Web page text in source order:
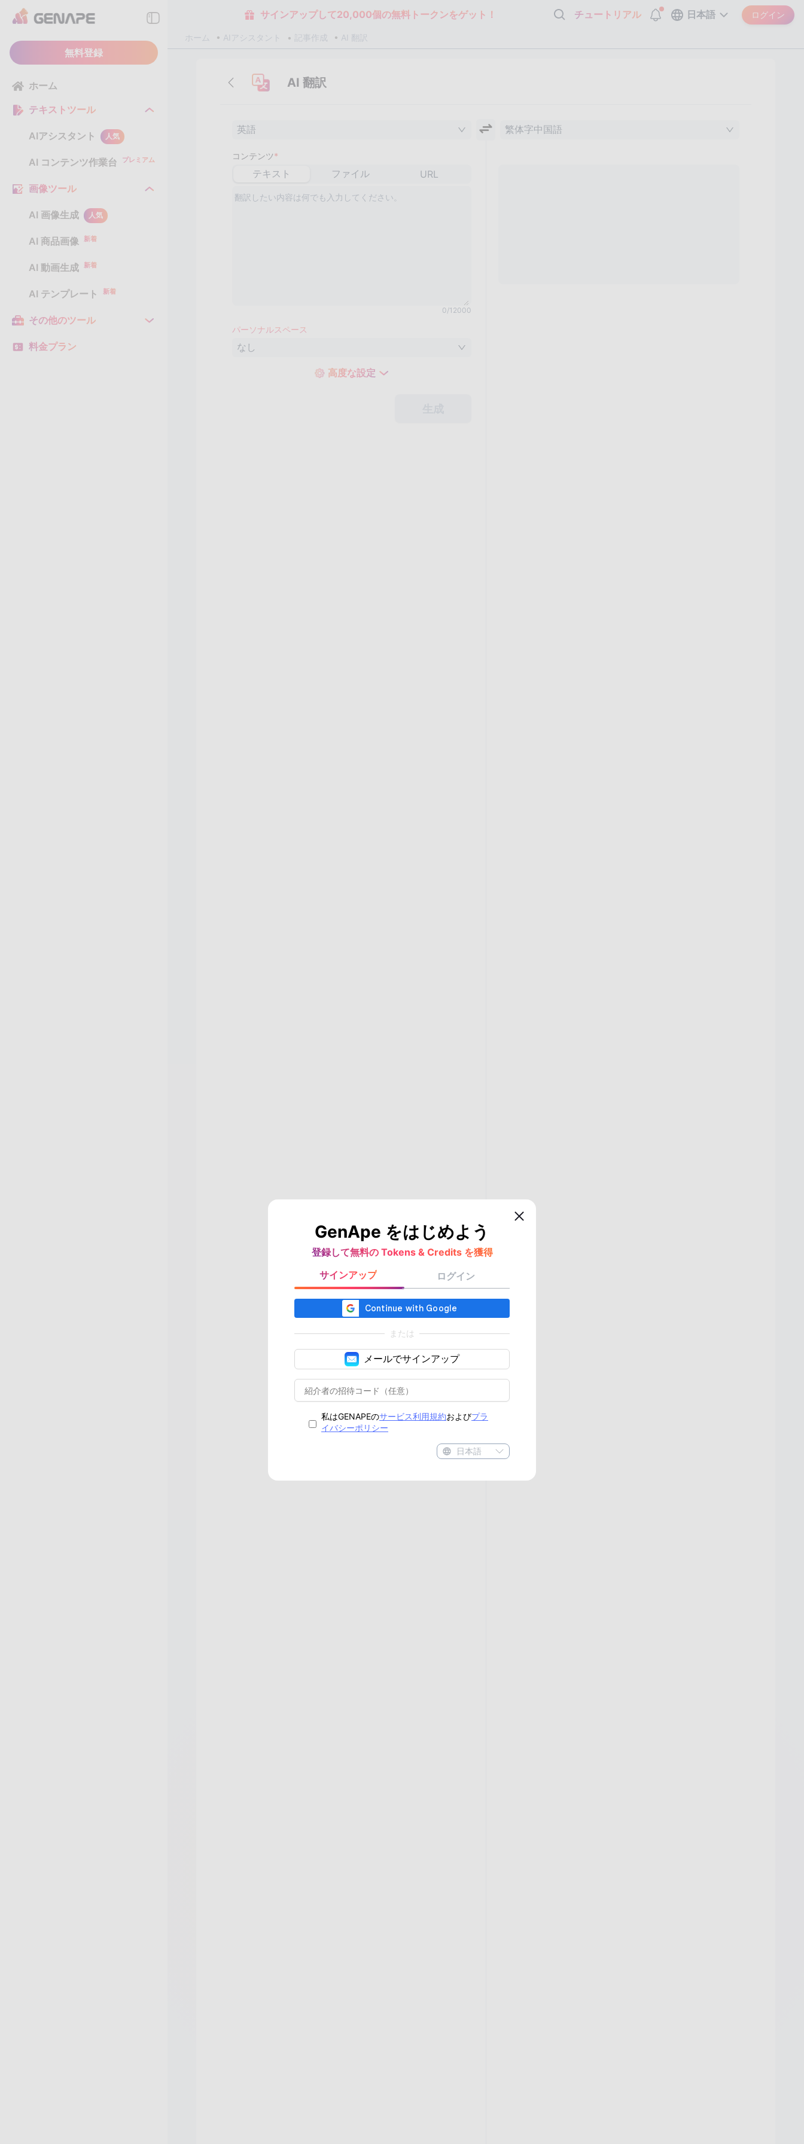
無料登録
ホーム
テキストツール
AIアシスタント 人気
AI コンテンツ作業台 プレミアム
画像ツール
AI 画像生成 人気
AI 商品画像 新着
AI 動画生成 新着
AI テンプレート 新着
その他のツール
料金プラン
サインアップして20,000個の無料トークンをゲット！ チュートリアル 日本語 ログイン
ホーム AIアシスタント 記事作成 AI 翻訳
AI 翻訳
英語 繁体字中国語
コンテンツ*
テキスト ファイル URL
0/12000
パーソナルスペース
なし
高度な設定
GenApe をはじめよう
登録して無料の Tokens & Credits を獲得
サインアップ
ログイン
または
メールでサインアップ
私はGENAPEのサービス利用規約およびプラ
イバシーポリシー
日本語